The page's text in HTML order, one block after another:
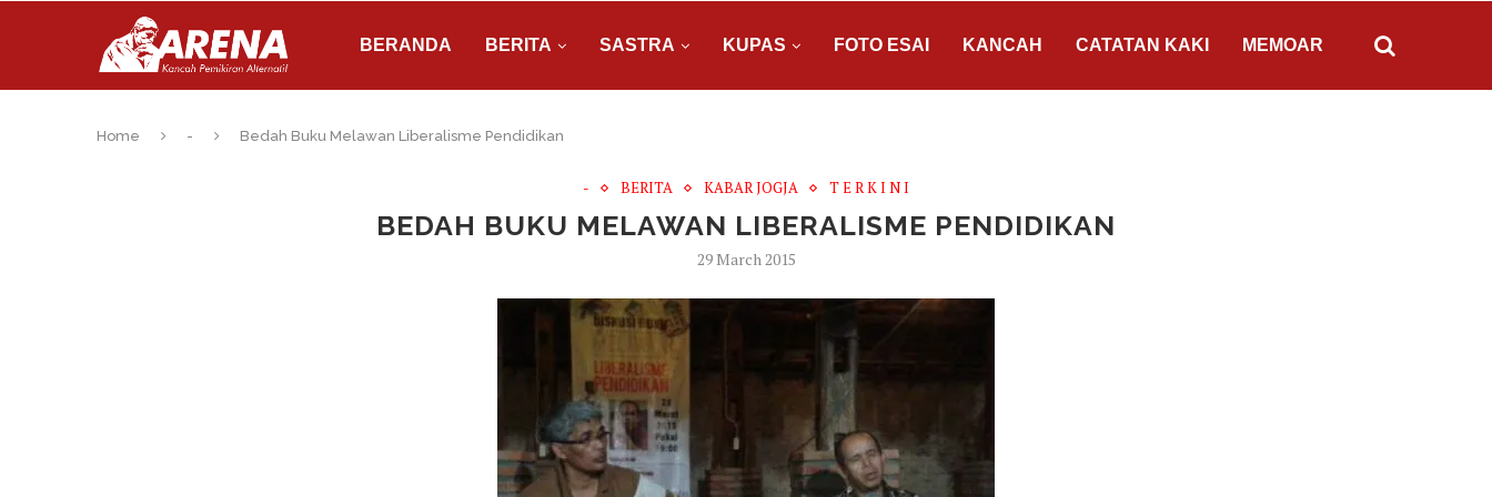
BERANDA BERITA SASTRA KUPAS FOTO ESAI KANCAH CATATAN KAKI MEMOAR
Home - Bedah Buku Melawan Liberalisme Pendidikan
- BERITA KABAR JOGJA T E R K I N I
BEDAH BUKU MELAWAN LIBERALISME PENDIDIKAN
29 March 2015